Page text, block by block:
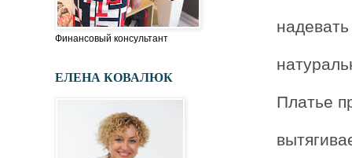
Платье
Финансовый консультант
ЕЛЕНА КОВАЛЮК